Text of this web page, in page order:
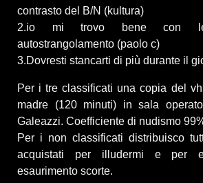
contrasto del B/N (kultura)
2.io mi trovo bene con
autostrangolamento (paolo c)
3.Dovresti stancarti di più durante il
Per i tre classificati una copia del
madre (120 minuti) in sala
Galeazzi. Coefficiente di nudismo
Per i non classificati distribuisco
acquistati per illudermi e per
esaurimento scorte.